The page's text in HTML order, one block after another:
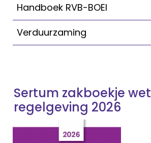
Handboek RVB-BOEI
Verduurzaming
Sertum zakboekje
regelgeving 2026